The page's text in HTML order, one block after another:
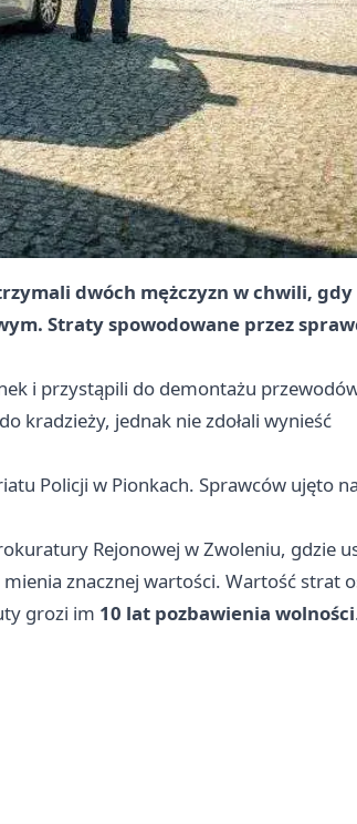
dwóch mężczyzn w chwili, gdy
Straty spowodowane przez
i przystąpili do demontażu
kradzieży, jednak nie zdołali wynieść
Policji w Pionkach. Sprawców ujęto
Rejonowej w Zwoleniu, gdzie
znacznej wartości. Wartość strat
grozi im 10 lat pozbawienia wolności